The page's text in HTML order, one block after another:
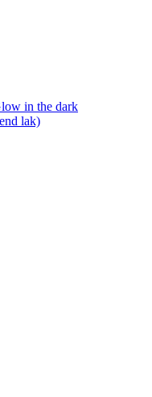
in the dark
lak)